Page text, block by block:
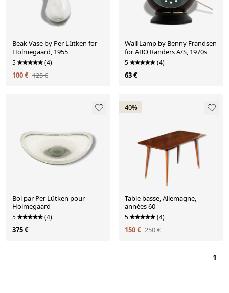
Beak Vase by Per Lütken for
Holmegaard, 1955
5 (4)
100 € 125 €
Wall Lamp by Benny Frandsen
for ABO Randers A/S, 1970s
5 (4)
63 €
Bol par Per Lütken pour
Holmegaard
5 (4)
375 €
-40%
Table basse, Allemagne,
années 60
5 (4)
150 € 250 €
1